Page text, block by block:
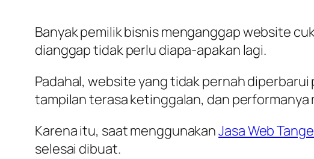
Banyak pemilik bisnis menganggap website
dianggap tidak perlu diapa-apakan lagi.
Padahal, website yang tidak pernah
tampilan terasa ketinggalan, dan performanya
Karena itu, saat menggunakanJasa Web
selesai dibuat.